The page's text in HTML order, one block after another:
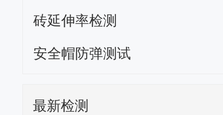
砖延伸率检测
安全帽防弹测试
最新检测